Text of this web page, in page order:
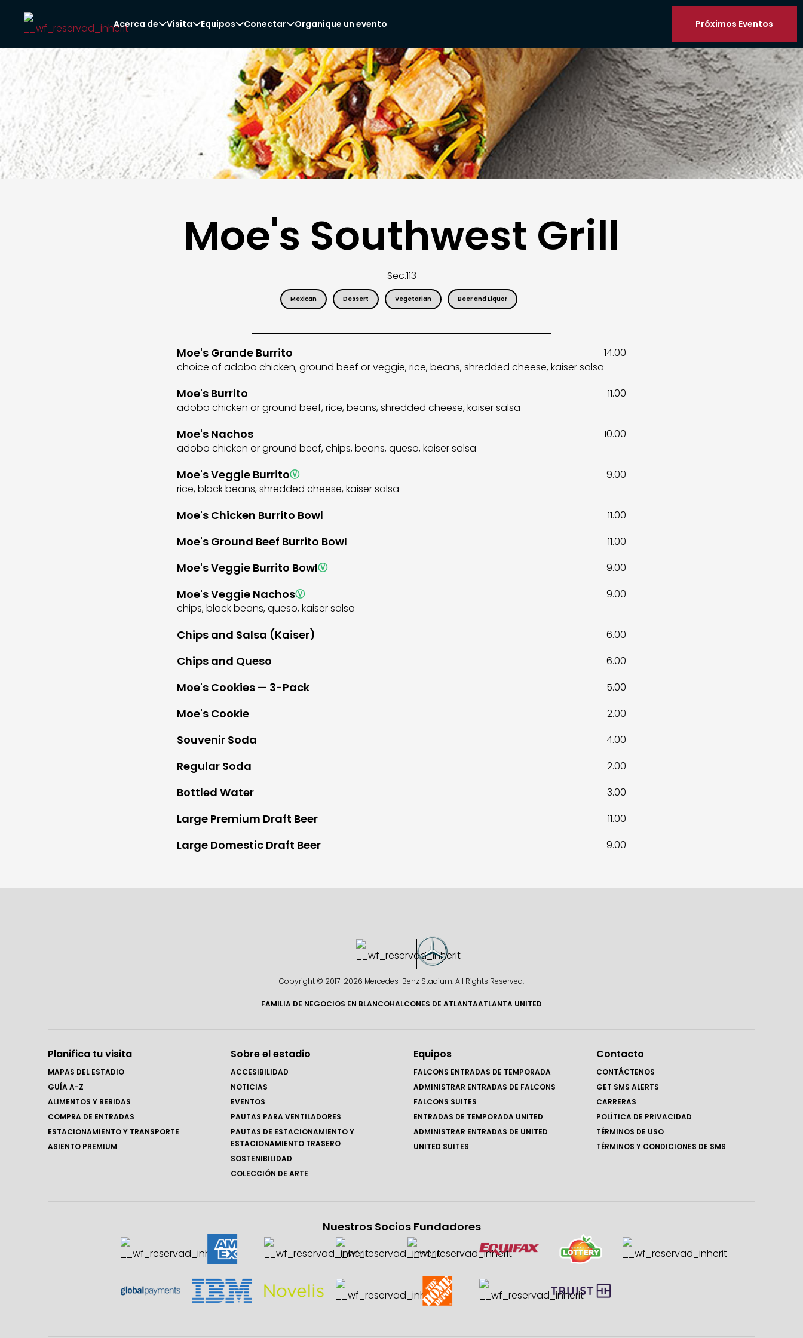
Acerca deVisitaEquiposConectarOrganique un evento Próximos Eventos
Moe's Southwest Grill
Sec.113
Mexican Dessert Vegetarian Beer and Liquor
Moe's Grande Burrito
choice of adobo chicken, ground beef or veggie, rice, beans, shredded cheese, kaiser salsa
14.00
Moe's Burrito
adobo chicken or ground beef, rice, beans, shredded cheese, kaiser salsa
11.00
Moe's Nachos
adobo chicken or ground beef, chips, beans, queso, kaiser salsa
10.00
Moe's Veggie BurritoⓋ
rice, black beans, shredded cheese, kaiser salsa
9.00
Moe's Chicken Burrito Bowl 11.00
Moe's Ground Beef Burrito Bowl 11.00
Moe's Veggie Burrito BowlⓋ 9.00
Moe's Veggie NachosⓋ
chips, black beans, queso, kaiser salsa
9.00
Chips and Salsa (Kaiser) 6.00
Chips and Queso 6.00
Moe's Cookies — 3-Pack 5.00
Moe's Cookie 2.00
Souvenir Soda 4.00
Regular Soda 2.00
Bottled Water 3.00
Large Premium Draft Beer 11.00
Large Domestic Draft Beer 9.00
Copyright © 2017-2026 Mercedes-Benz Stadium. All Rights Reserved.
FAMILIA DE NEGOCIOS EN BLANCOHALCONES DE ATLANTAATLANTA UNITED
Planifica tu visita
MAPAS DEL ESTADIO
GUÍA A-Z
ALIMENTOS Y BEBIDAS
COMPRA DE ENTRADAS
ESTACIONAMIENTO Y TRANSPORTE
ASIENTO PREMIUM
Sobre el estadio
ACCESIBILIDAD
NOTICIAS
EVENTOS
PAUTAS PARA VENTILADORES
PAUTAS DE ESTACIONAMIENTO Y
ESTACIONAMIENTO TRASERO
SOSTENIBILIDAD
COLECCIÓN DE ARTE
Equipos
FALCONS ENTRADAS DE TEMPORADA
ADMINISTRAR ENTRADAS DE FALCONS
FALCONS SUITES
ENTRADAS DE TEMPORADA UNITED
ADMINISTRAR ENTRADAS DE UNITED
UNITED SUITES
Contacto
CONTÁCTENOS
GET SMS ALERTS
CARRERAS
POLÍTICA DE PRIVACIDAD
TÉRMINOS DE USO
TÉRMINOS Y CONDICIONES DE SMS
Nuestros Socios Fundadores